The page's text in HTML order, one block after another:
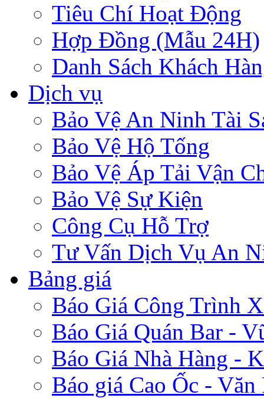
Tiêu Chí Hoạt Động
Hợp Đồng (Mẫu 24H)
Danh Sách Khách
Dịch vụ
Bảo Vệ An Ninh Tài
Bảo Vệ Hộ Tống
Bảo Vệ Áp Tải Vận
Bảo Vệ Sự Kiện
Công Cụ Hỗ Trợ
Tư Vấn Dịch Vụ An
Bảng giá
Báo Giá Công Trình
Báo Giá Quán Bar -
Báo Giá Nhà Hàng -
Báo giá Cao Ốc - Văn